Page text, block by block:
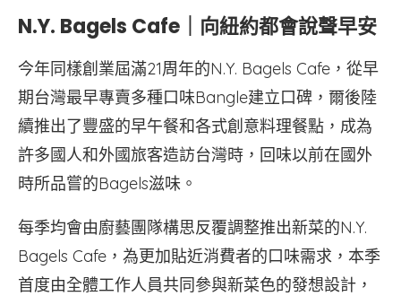
N.Y. Bagels Cafe ｜向紐約都會說聲早安
今年同樣創業屆滿21周年的N.Y. Bagels Cafe，從早
期台灣最早專賣多種口味Bangle建立口碑，爾後陸
續推出了豐盛的早午餐和各式創意料理餐點，成為
許多國人和外國旅客造訪台灣時，回味以前在國外
時所品嘗的Bagels滋味。
每季均會由廚藝團隊構思反覆調整推出新菜的N.Y.
Bagels Cafe，為更加貼近消費者的口味需求，本季
首度由全體工作人員共同參與新菜色的發想設計，